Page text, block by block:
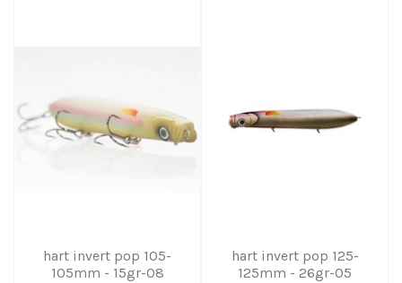
hart invert pop 105-
105mm - 15gr-08
hart invert pop 125-
125mm - 26gr-05